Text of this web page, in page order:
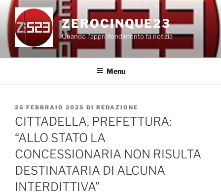
Salta
contenuto
ZEROCINQUE23
Quando l'approfondimento fa notizia
Menu
PUBBLICATO
IL
25 FEBBRAIO 2025 DI REDAZIONE
CITTADELLA, PREFETTURA:
“ALLO STATO LA
CONCESSIONARIA NON RISULTA
DESTINATARIA DI ALCUNA
INTERDITTIVA”